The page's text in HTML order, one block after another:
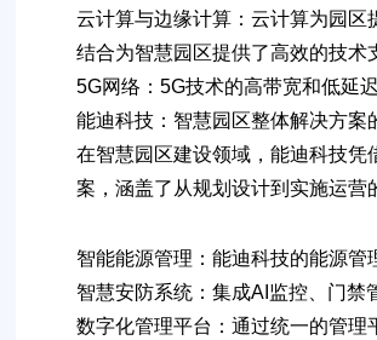
云计算与边缘计算 ：云计算为园
结合为智慧园区提供了高效的技术
5G网络 ：5G技术的高带宽和低延
能迪科技：智慧园区整体解决方案
在智慧园区建设领域，能迪科技凭
案，涵盖了从规划设计到实施运营
智能能源管理 ：能迪科技的能源
智慧安防系统 ：集成AI监控、门
数字化管理平台 ：通过统一的管